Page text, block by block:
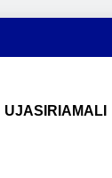
UJASIRIAMALI